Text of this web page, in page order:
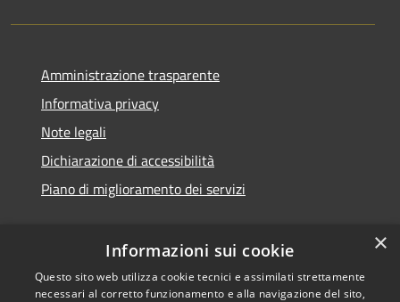
Amministrazione trasparente
Informativa privacy
Note legali
Dichiarazione di accessibilità
Piano di miglioramento dei servizi
RSS
Copyright © 2026 • Comune di
×
Informazioni sui cookie
Questo sito web utilizza cookie tecnici e assimilati strettamente
necessari al corretto funzionamento e alla navigazione del sito,